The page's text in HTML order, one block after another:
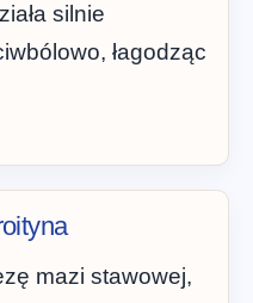
silnie
łagodząc
mazi stawowej,